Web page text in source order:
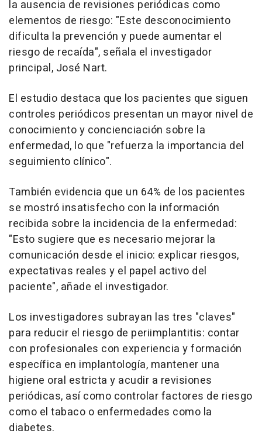
la ausencia de revisiones periódicas como
elementos de riesgo: "Este desconocimiento
dificulta la prevención y puede aumentar el
riesgo de recaída", señala el investigador
principal, José Nart.
El estudio destaca que los pacientes que siguen
controles periódicos presentan un mayor nivel de
conocimiento y concienciación sobre la
enfermedad, lo que "refuerza la importancia del
seguimiento clínico".
También evidencia que un 64% de los pacientes
se mostró insatisfecho con la información
recibida sobre la incidencia de la enfermedad:
"Esto sugiere que es necesario mejorar la
comunicación desde el inicio: explicar riesgos,
expectativas reales y el papel activo del
paciente", añade el investigador.
Los investigadores subrayan las tres "claves"
para reducir el riesgo de periimplantitis: contar
con profesionales con experiencia y formación
específica en implantología, mantener una
higiene oral estricta y acudir a revisiones
periódicas, así como controlar factores de riesgo
como el tabaco o enfermedades como la
diabetes.